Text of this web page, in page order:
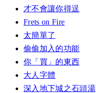
才不會讓你得逞
Frets on Fire
太簡單了
偷偷加入的功能
你「買」的東西
大人字體
深入地下城之石頭湯